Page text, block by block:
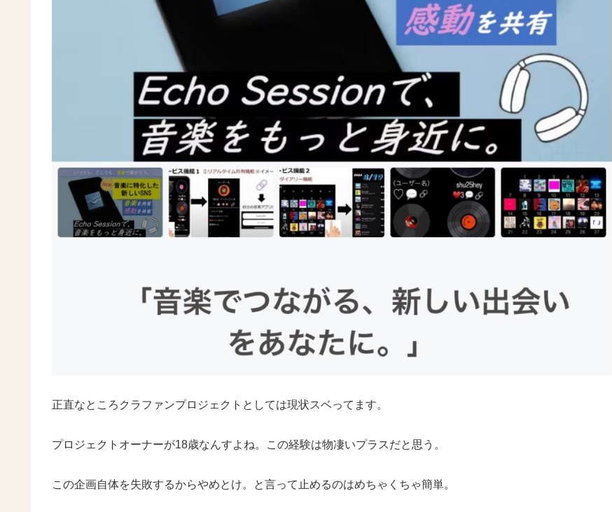
正直なところクラファンプロジェクトとしては現状スベってます。
プロジェクトオーナーが18歳なんすよね。この経験は物凄いプラスだと思う。
この企画自体を失敗するからやめとけ。と言って止めるのはめちゃくちゃ簡単。